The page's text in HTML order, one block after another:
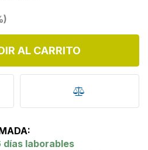
AL CARRITO
días laborables